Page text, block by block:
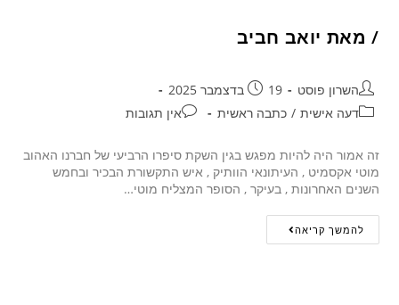
/ מאת יואב חביב
השרון פוסט
19 בדצמבר 2025
דעה אישית / כתבה ראשית אין תגובות
זה אמור היה להיות מפגש בגין השקת סיפרו הרביעי של חברנו האהוב
מוטי אקסמיט , העיתונאי הוותיק , איש התקשורת הבכיר ובחמש
השנים האחרונות , בעיקר , הסופר המצליח מוטי…
להמשך קריאה